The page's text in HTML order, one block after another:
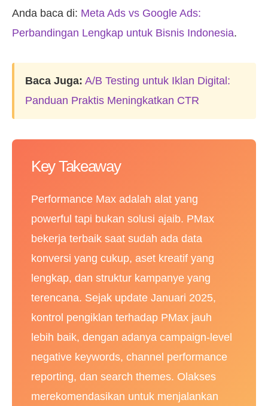
Anda baca di: Meta Ads vs Google Ads:
Perbandingan Lengkap untuk Bisnis Indonesia.
Baca Juga: A/B Testing untuk Iklan Digital:
Panduan Praktis Meningkatkan CTR
Key Takeaway
Performance Max adalah alat yang
powerful tapi bukan solusi ajaib. PMax
bekerja terbaik saat sudah ada data
konversi yang cukup, aset kreatif yang
lengkap, dan struktur kampanye yang
terencana. Sejak update Januari 2025,
kontrol pengiklan terhadap PMax jauh
lebih baik, dengan adanya campaign-level
negative keywords, channel performance
reporting, dan search themes. Olakses
merekomendasikan untuk menjalankan